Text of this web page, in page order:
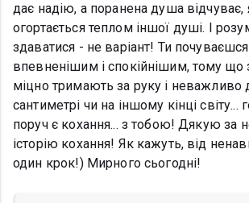
дає надію, а поранена душа відчуває,
огортається теплом іншої душі. І
здаватися - не варіант! Ти
впевненішим і спокійнішим, тому що
міцно тримають за руку і неважливо
сантиметрі чи на іншому кінці світу...
поруч є кохання... з тобою! Дякую за
історію кохання! Як кажуть, від
один крок!) Мирного сьогодні!